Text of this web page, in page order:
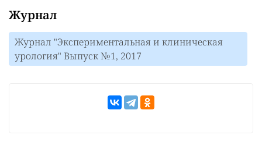
Журнал
Журнал "Экспериментальная и клиническая
урология" Выпуск №1, 2017